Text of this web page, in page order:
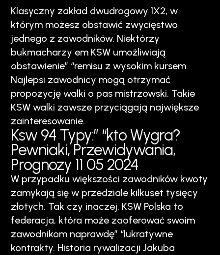
Klasyczny zakład dwudrogowy 1X2, w
którym możesz obstawić zwycięstwo
jednego z zawodników. Niektórzy
bukmacharzy em KSW umożliwiają
obstawienie” “remisu z wysokim kursem.
Najlepsi zawodnicy mogą otrzymać
propozycję walki o pas mistrzowski. Takie
KSW walki zawsze przyciągają największe
zainteresowanie.
Ksw 94 Typy:” “kto Wygra?
Pewniaki, Przewidywania,
Prognozy 11 05 2024
W przypadku większości zawodników kwoty
zamykają się w przedziale kilkuset tysięcy
złotych. Tak czy inaczej, KSW Polska to
federacja, która może zaoferować swoim
zawodnikom naprawdę” “lukratywne
kontrakty. Historia rywalizacji Jakuba